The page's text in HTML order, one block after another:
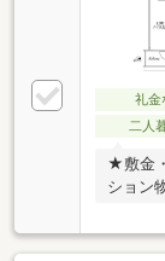
礼金
二人
★敷金
ション